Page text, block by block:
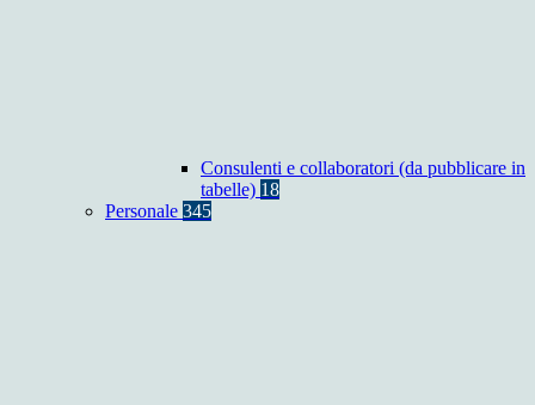
Consulenti e collaboratori (da pubblicare in
tabelle) 18
Personale 345